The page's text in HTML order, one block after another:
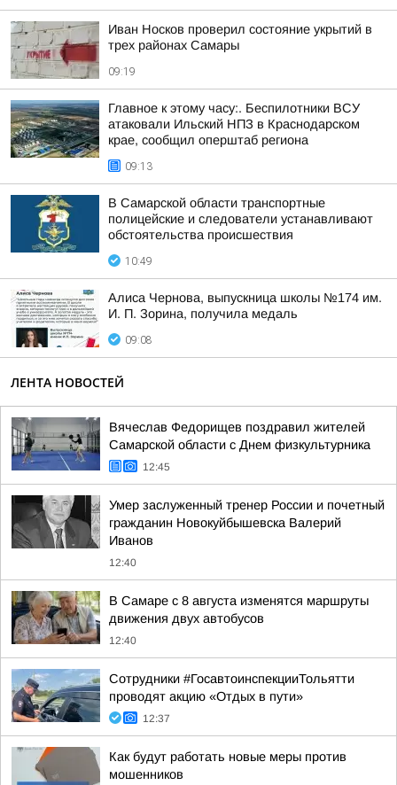
Иван Носков проверил состояние укрытий в
трех районах Самары
09:19
Главное к этому часу:. Беспилотники ВСУ
атаковали Ильский НПЗ в Краснодарском
крае, сообщил оперштаб региона
09:13
В Самарской области транспортные
полицейские и следователи устанавливают
обстоятельства происшествия
10:49
Алиса Чернова, выпускница школы №174 им.
И. П. Зорина, получила медаль
09:08
ЛЕНТА НОВОСТЕЙ
Вячеслав Федорищев поздравил жителей
Самарской области с Днем физкультурника
12:45
Умер заслуженный тренер России и почетный
гражданин Новокуйбышевска Валерий
Иванов
12:40
В Самаре с 8 августа изменятся маршруты
движения двух автобусов
12:40
Сотрудники #ГосавтоинспекцииТольятти
проводят акцию «Отдых в пути»
12:37
Как будут работать новые меры против
мошенников